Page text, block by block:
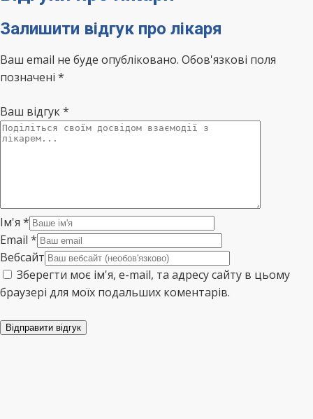
Залишити відгук про лікаря
Ваш email не буде опубліковано. Обов'язкові поля
позначені *
Ваш відгук*
Ім'я *
Email *
Вебсайт
Зберегти моє ім'я, e-mail, та адресу сайту в цьому
браузері для моїх подальших коментарів.
Відправити відгук